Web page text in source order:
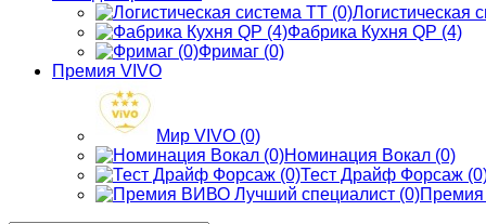
Логистическая
Фабрика Кухня QP (4)
Фримаг (0)
Премия VIVO
Мир VIVO (0)
Номинация Вокал (0)
Тест Драйф Форсаж